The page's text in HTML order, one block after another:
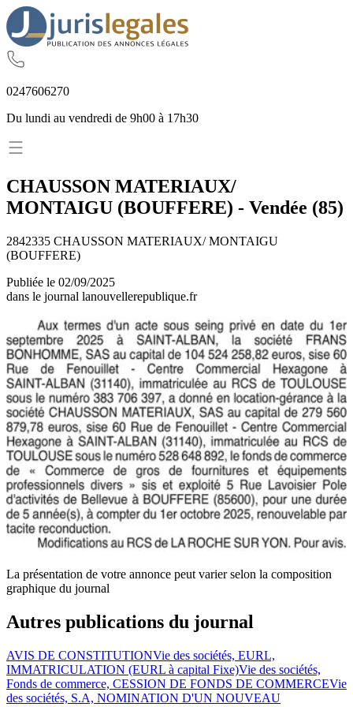
0247606270
Du lundi au vendredi de 9h00 à 17h30
CHAUSSON MATERIAUX/
MONTAIGU (BOUFFERE) - Vendée (85)
2842335 CHAUSSON MATERIAUX/ MONTAIGU
(BOUFFERE)
Publiée le 02/09/2025
dans le journal lanouvellerepublique.fr
La présentation de votre annonce peut varier selon la composition
graphique du journal
Autres publications du journal
AVIS DE CONSTITUTIONVie des sociétés, EURL,
IMMATRICULATION (EURL à capital Fixe)Vie des sociétés,
Fonds de commerce, CESSION DE FONDS DE COMMERCEVie
des sociétés, S.A, NOMINATION D'UN NOUVEAU